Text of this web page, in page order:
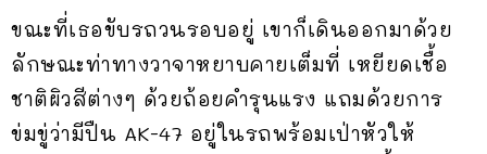
ขณะที่เธอขับรถวนรอบอยู่ เขาก็เดินออกมาด้วย
ลักษณะท่าทางวาจาหยาบคายเต็มที่ เหยียดเชื้อ
ชาติผิวสีต่างๆ ด้วยถ้อยคำรุนแรง แถมด้วยการ
ข่มขู่ว่ามีปืน AK-47 อยู่ในรถพร้อมเป่าหัวให้